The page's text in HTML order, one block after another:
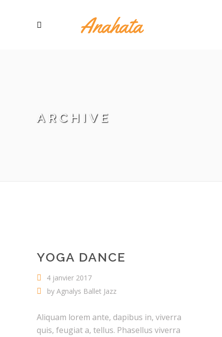
ARCHIVE
YOGA DANCE
4 janvier 2017
by Agnalys Ballet Jazz
Aliquam lorem ante, dapibus in, viverra
quis, feugiat a, tellus. Phasellus viverra